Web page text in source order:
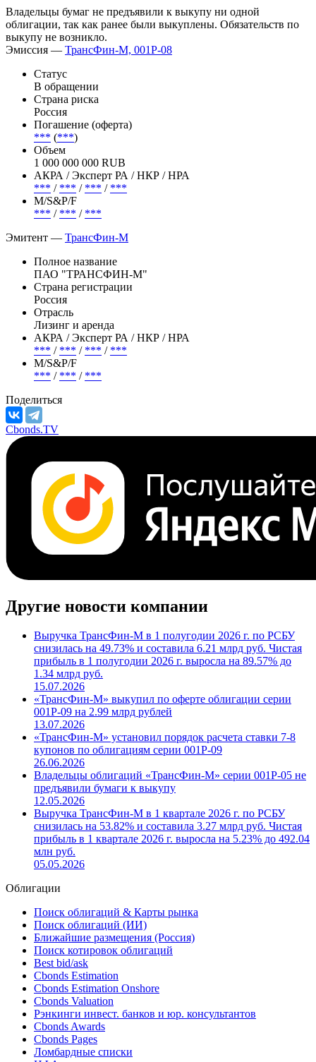
Владельцы бумаг не предъявили к выкупу ни одной
облигации, так как ранее были выкуплены. Обязательств по
выкупу не возникло.
Эмиссия — ТрансФин-М, 001P-08
Статус
В обращении
Страна риска
Россия
Погашение (оферта)
*** (***)
Объем
1 000 000 000 RUB
АКРА / Эксперт РА / НКР / НРА
*** / *** / *** / ***
М/S&P/F
*** / *** / ***
Эмитент — ТрансФин-М
Полное название
ПАО "ТРАНСФИН-М"
Страна регистрации
Россия
Отрасль
Лизинг и аренда
АКРА / Эксперт РА / НКР / НРА
*** / *** / *** / ***
М/S&P/F
*** / *** / ***
Поделиться
Cbonds.TV
Другие новости компании
Выручка ТрансФин-М в 1 полугодии 2026 г. по РСБУ
снизилась на 49.73% и составила 6.21 млрд руб. Чистая
прибыль в 1 полугодии 2026 г. выросла на 89.57% до
1.34 млрд руб.
15.07.2026
«ТрансФин-М» выкупил по оферте облигации серии
001Р-09 на 2.99 млрд рублей
13.07.2026
«ТрансФин-М» установил порядок расчета ставки 7-8
купонов по облигациям серии 001P-09
26.06.2026
Владельцы облигаций «ТрансФин-М» серии 001Р-05 не
предъявили бумаги к выкупу
12.05.2026
Выручка ТрансФин-М в 1 квартале 2026 г. по РСБУ
снизилась на 53.82% и составила 3.27 млрд руб. Чистая
прибыль в 1 квартале 2026 г. выросла на 5.23% до 492.04
млн руб.
05.05.2026
Облигации
Поиск облигаций & Карты рынка
Поиск облигаций (ИИ)
Ближайшие размещения (Россия)
Поиск котировок облигаций
Best bid/ask
Cbonds Estimation
Cbonds Estimation Onshore
Cbonds Valuation
Рэнкинги инвест. банков и юр. консультантов
Cbonds Awards
Cbonds Pages
Ломбардные списки